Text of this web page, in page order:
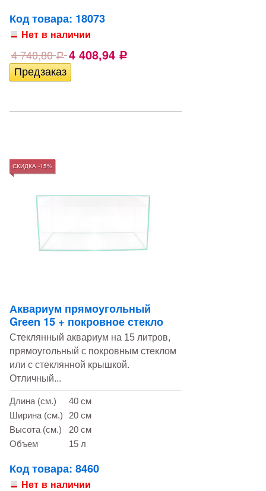
Код товара: 18073
Нет в наличии
4 740,80Р 4 408,94 Р
СКИДКА -15%
Аквариум прямоугольный
Green 15 + покровное стекло
Стеклянный аквариум на 15 литров,
прямоугольный с покровным стеклом
или с стеклянной крышкой.
Отличный...
Длина (см.)
40 см
Ширина (см.)
20 см
Высота (см.)
20 см
Объем
15 л
Код товара: 8460
Нет в наличии